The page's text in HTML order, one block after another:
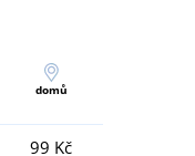
domů
99 Kč